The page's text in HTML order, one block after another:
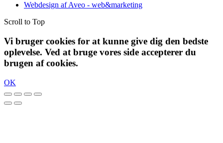
Webdesign af Aveo - web&marketing
Scroll to Top
Vi bruger cookies for at kunne give dig den bedste
oplevelse. Ved at bruge vores side accepterer du
brugen af cookies.
OK